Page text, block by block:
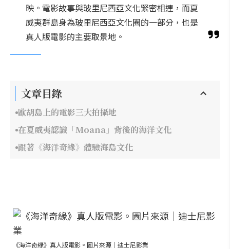
映。電影故事與玻里尼西亞文化緊密相連，而夏
威夷群島身為玻里尼西亞文化圈的一部分，也是
真人版電影的主要取景地。
文章目錄
歐胡島上的電影三大拍攝地
在夏威夷認識「Moana」背後的海洋文化
跟著《海洋奇緣》體驗海島文化
《海洋奇緣》真人版電影。圖片來源｜迪士尼影業